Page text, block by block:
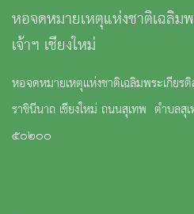
หอจดหมายเหตุแห่งชาติเฉลิม
เจ้าฯ เชียงใหม่
หอจดหมายเหตุแห่งชาติเฉลิมพระเกียร
ราชินีนาถ เชียงใหม่ ถนนสุเทพ ตำบลสุ
๕๐๒๐๐